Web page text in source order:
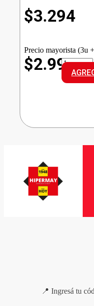
$3.294
Precio mayorista (3u
$2.994AYUDIN
cantidad
📍 Ingresá tu